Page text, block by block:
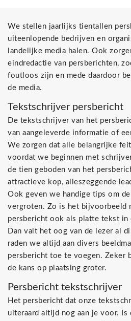
We stellen jaarlijks tientallen
uiteenlopende bedrijven en
landelijke media halen. Ook
eindredactie van persberichten,
foutloos zijn en mede daardoor
de media.
Tekstschrijver persbericht
De tekstschrijver van het
van aangeleverde informatie of
We zorgen dat alle belangrijke
voordat we beginnen met
de tien geboden van het
attractieve kop, alleszeggende
Ook geven we handige tips om
vergroten. Zo is het bijvoorbeeld
persbericht ook als platte tekst in
Dan valt het oog van de lezer al
raden we altijd aan divers
persbericht toe te voegen. Zeker
de kans op plaatsing groter.
Persbericht tekstschrijver
Het persbericht dat onze
uiteraard altijd nog aan je voor. Is